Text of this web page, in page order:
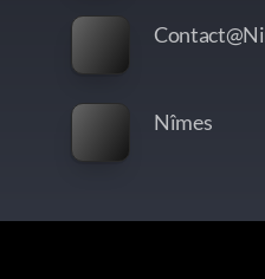
Nîmes